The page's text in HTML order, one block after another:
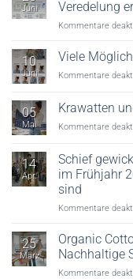
Juni
Veredelung
Kommentare
10
Juni
Viele
Kommentare
05
Mai
Krawatten
Kommentare
14
Apr.
Schief
im Frühjahr
sind
Kommentare
25
März
Organic
Nachhaltige
Kommentare